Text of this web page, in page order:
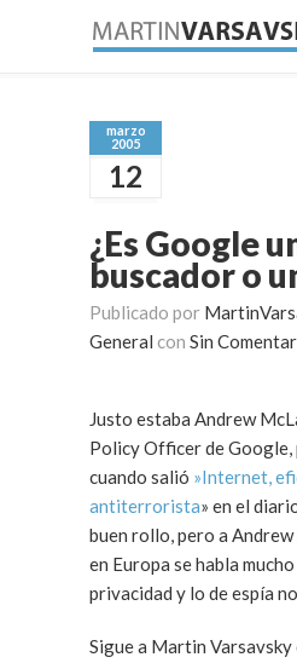
marzo
2005
12
¿Es Google
buscador o
Publicado por
General con Sin
Justo estaba Andrew
Policy Officer de Google,
cuando salió »Internet,
antiterrorista» en el
buen rollo, pero a
en Europa se habla
privacidad y lo de espía
Sigue a Martin